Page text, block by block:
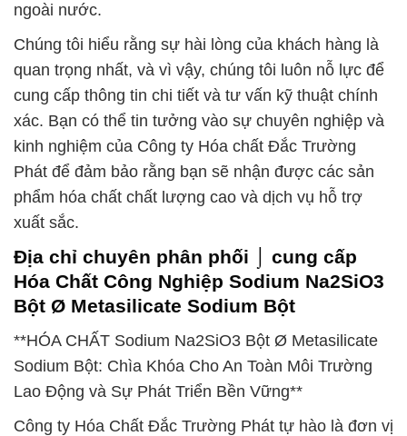
ngoài nước.
Chúng tôi hiểu rằng sự hài lòng của khách hàng là
quan trọng nhất, và vì vậy, chúng tôi luôn nỗ lực để
cung cấp thông tin chi tiết và tư vấn kỹ thuật chính
xác. Bạn có thể tin tưởng vào sự chuyên nghiệp và
kinh nghiệm của Công ty Hóa chất Đắc Trường
Phát để đảm bảo rằng bạn sẽ nhận được các sản
phẩm hóa chất chất lượng cao và dịch vụ hỗ trợ
xuất sắc.
Địa chỉ chuyên phân phối ⌡ cung cấp
Hóa Chất Công Nghiệp Sodium Na2SiO3
Bột Ø Metasilicate Sodium Bột
**HÓA CHẤT Sodium Na2SiO3 Bột Ø Metasilicate
Sodium Bột: Chìa Khóa Cho An Toàn Môi Trường
Lao Động và Sự Phát Triển Bền Vững**
Công ty Hóa Chất Đắc Trường Phát tự hào là đơn vị